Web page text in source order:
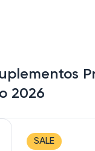
2026
SALE